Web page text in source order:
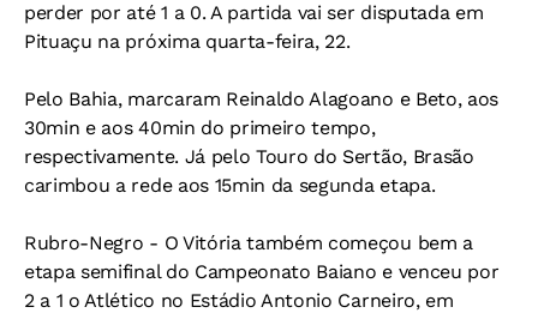
perder por até 1 a 0. A partida vai ser disputada em
Pituaçu na próxima quarta-feira, 22.
Pelo Bahia, marcaram Reinaldo Alagoano e Beto, aos
30min e aos 40min do primeiro tempo,
respectivamente. Já pelo Touro do Sertão, Brasão
carimbou a rede aos 15min da segunda etapa.
Rubro-Negro - O Vitória também começou bem a
etapa semifinal do Campeonato Baiano e venceu por
2 a 1 o Atlético no Estádio Antonio Carneiro, em